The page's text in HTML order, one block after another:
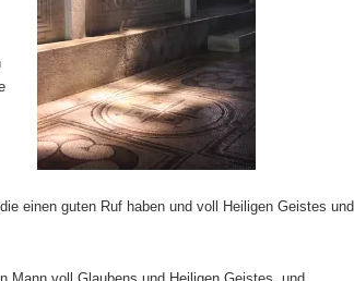
einen guten Ruf haben und voll Heiligen Geistes und